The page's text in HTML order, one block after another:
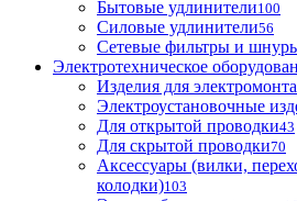
Бытовые удлинители100
Силовые удлинители56
Сетевые фильтры и
Электротехническое
Изделия для
Электроустановочные
Для открытой проводки43
Для скрытой проводки70
Аксессуары (вилки,
колодки)103